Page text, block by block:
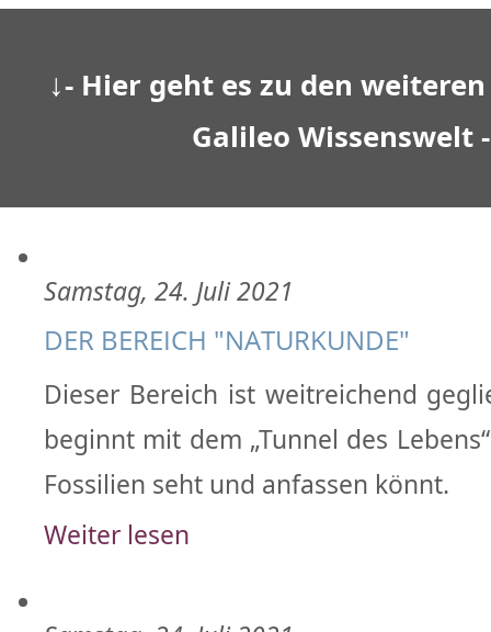
↓- Hier geht es zu den
Galileo Wissenswelt
Samstag, 24. Juli 2021
DER BEREICH "NATURKUNDE"
Dieser Bereich ist weitreichend
beginnt mit dem „Tunnel des
Fossilien seht und anfassen könnt.
Weiter lesen